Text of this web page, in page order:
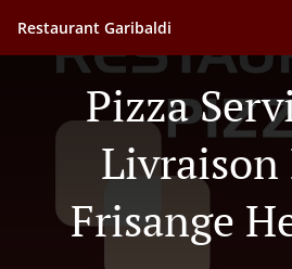
Restaurant Garibaldi
Pizza
Livraison
Frisange